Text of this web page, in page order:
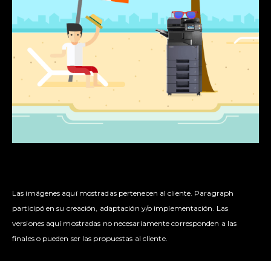
Las imágenes aquí mostradas pertenecen al cliente. Paragraph
participó en su creación, adaptación y/o implementación. Las
versiones aquí mostradas no necesariamente corresponden a las
finales o pueden ser las propuestas al cliente.